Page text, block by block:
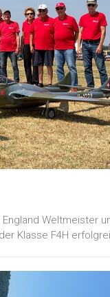
Weltmeister
Klasse F4H